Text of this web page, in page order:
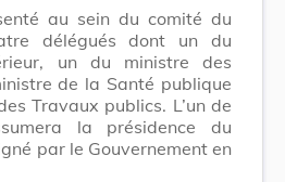
au sein du comité du
délégués dont un du
un du ministre des
de la Santé publique
Travaux publics. L’un de
la présidence du
par le Gouvernement en